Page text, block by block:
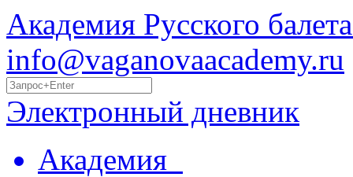
Академия Русского
info@vaganovaacademy.ru
Электронный дневник
Академия